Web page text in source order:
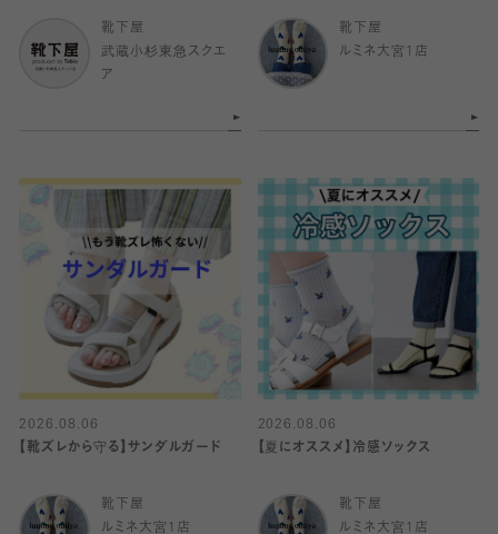
靴下屋
武蔵小杉東急スクエ
ア
靴下屋
ルミネ大宮1店
2026.08.06
【靴ズレから守る】サンダルガード
靴下屋
ルミネ大宮1店
2026.08.06
【夏にオススメ】冷感ソックス
靴下屋
ルミネ大宮1店